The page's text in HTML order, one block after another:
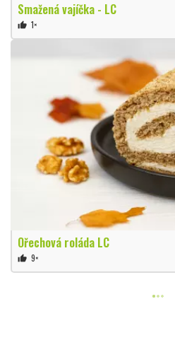
Smažená vajíčka - LC
thumb_up 1×
Ořechová roláda LC
thumb_up 9×